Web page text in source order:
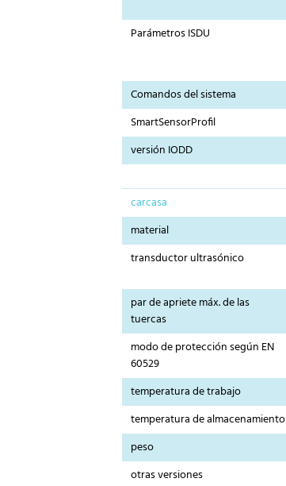
Parámetros ISDU
Comandos del sistema
SmartSensorProfil
versión IODD
carcasa
material
transductor ultrasónico
par de apriete máx. de las
tuercas
modo de protección según EN
60529
temperatura de trabajo
temperatura de almacenamiento
peso
otras versiones